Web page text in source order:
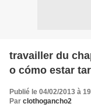
travailler du
o cómo estar
Publié le 04/02/2013 à
Par clothogancho2